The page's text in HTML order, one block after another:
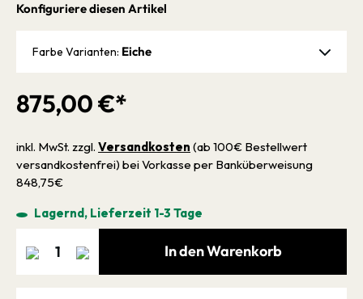
875,00 €*
inkl. MwSt. zzgl. Versandkosten (ab 100€ Bestellwert
versandkostenfrei) bei Vorkasse per Banküberweisung
848,75€
Lagernd, Lieferzeit 1-3 Tage
Konfiguriere diesen Artikel
Farbe Varianten: Eiche
In den Warenkorb